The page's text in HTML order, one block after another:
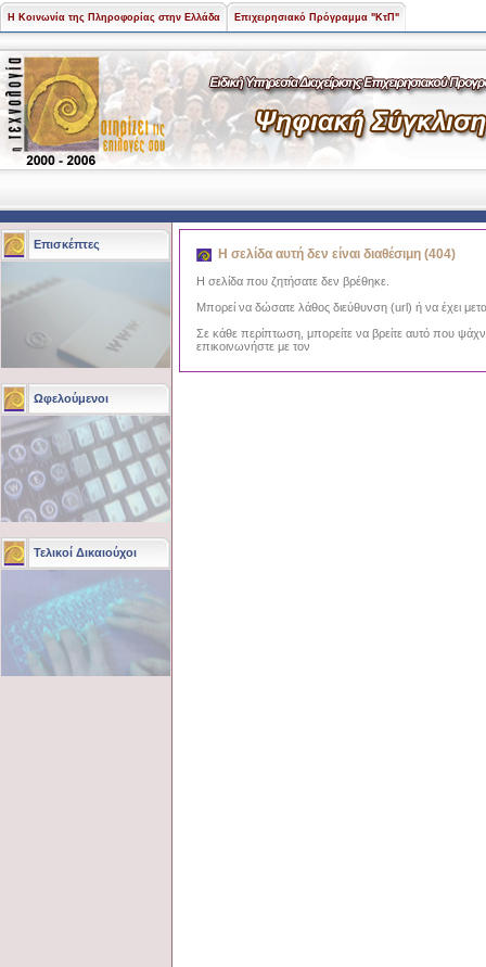
Η Κοινωνία της Πληροφορίας στην Ελλάδα Επιχειρησιακό Πρόγραμμα "ΚτΠ"
Επισκέπτες
Ωφελούμενοι
Τελικοί Δικαιούχοι
Η σελίδα αυτή δεν είναι διαθέσιμη (404)
Η σελίδα που ζητήσατε δεν βρέθηκε.
Μπορεί να δώσατε λάθος διεύθυνση (url) ή να έχει
Σε κάθε περίπτωση, μπορείτε να βρείτε αυτό που
επικοινωνήστε με τον